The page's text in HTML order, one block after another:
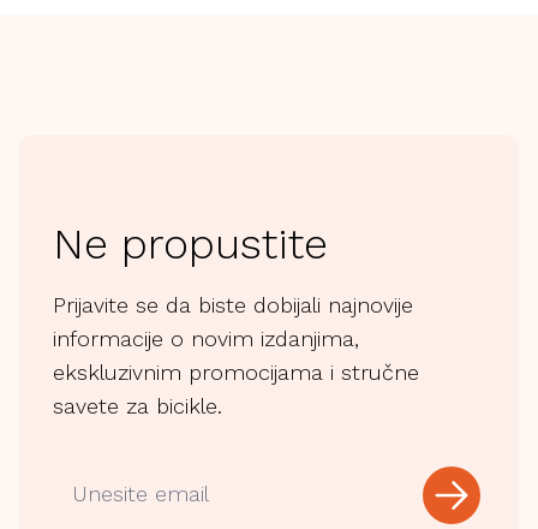
Ne propustite
Prijavite se da biste dobijali najnovije
informacije o novim izdanjima,
ekskluzivnim promocijama i stručne
savete za bicikle.